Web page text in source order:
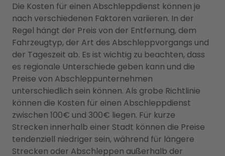
Die Kosten für einen Abschleppdienst können je
nach verschiedenen Faktoren variieren. In der
Regel hängt der Preis von der Entfernung, dem
Fahrzeugtyp, der Art des Abschleppvorgangs und
der Tageszeit ab. Es ist wichtig zu beachten, dass
es regionale Unterschiede geben kann und die
Preise von Abschleppunternehmen
unterschiedlich sein können. Als grobe Richtlinie
können die Kosten für einen Abschleppdienst
zwischen 100€ und 300€ liegen. Für kurze
Strecken innerhalb einer Stadt können die Preise
tendenziell niedriger sein, während für längere
Strecken oder Abschleppen außerhalb der